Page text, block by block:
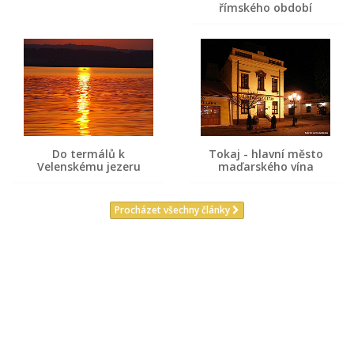
římského období
Do termálů k
Velenskému jezeru
Tokaj - hlavní město
maďarského vína
Procházet všechny články